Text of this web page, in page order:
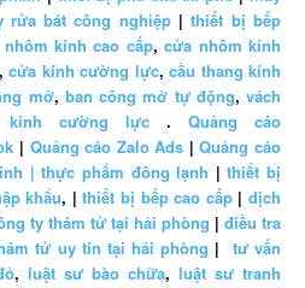
rửa bát công nghiệp|thiết bị bếp
nhôm kính cao cấp,cửa nhôm kính
cửa kính cường lực, cầu thang kính
mở, ban công mở tự động, vách
kính cường lực . Quảng cáo
| Quảng cáo Zalo Ads |Quảng cáo
| thực phẩm đông lạnh |thiết bị
khẩu, |thiết bị bếp cao cấp|dịch
ty thám tử tại hải phòng | điều tra
tử uy tín tại hải phòng | tư vấn
, luật sư bào chữa, luật sư tranh